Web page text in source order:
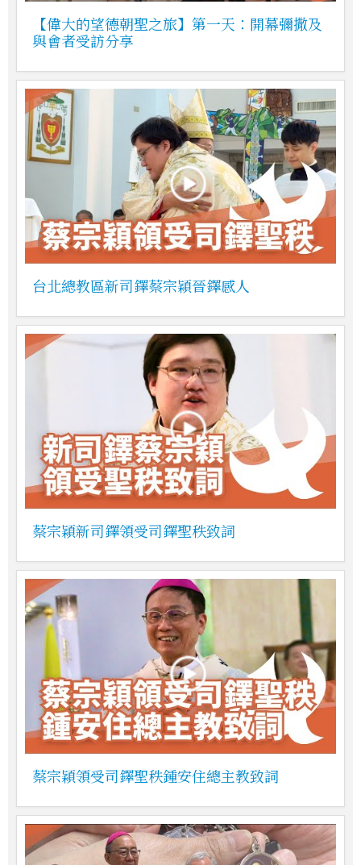
【偉大的望德朝聖之旅】第一天：開幕彌撒及
與會者受訪分享
台北總教區新司鐸蔡宗穎晉鐸感人
蔡宗穎新司鐸領受司鐸聖秩致詞
蔡宗穎領受司鐸聖秩鍾安住總主教致詞